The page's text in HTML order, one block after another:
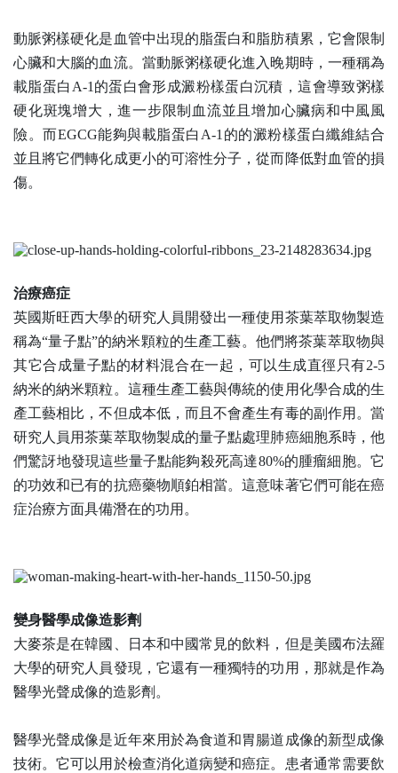
動脈粥樣硬化是血管中出現的脂蛋白和脂肪積累，它會限制
心臟和大腦的血流。當動脈粥樣硬化進入晚期時，一種稱為
載脂蛋白 A-1 的蛋白會形成澱粉樣蛋白沉積，這會導致粥樣
硬化斑塊增大，進一步限制血流並且增加心臟病和中風風
險。而EGCG能夠與載脂蛋白 A-1 的的澱粉樣蛋白纖維結合
並且將它們轉化成更小的可溶性分子，從而降低對血管的損
傷。
治療癌症
英國斯旺西大學的研究人員開發出一種使用茶葉萃取物製造
稱為“量子點”的納米顆粒的生產工藝。他們將茶葉萃取物與
其它合成量子點的材料混合在一起，可以生成直徑只有2-5
納米的納米顆粒。這種生產工藝與傳統的使用化學合成的生
產工藝相比，不但成本低，而且不會產生有毒的副作用。當
研究人員用茶葉萃取物製成的量子點處理肺癌細胞系時，他
們驚訝地發現這些量子點能夠殺死高達80%的腫瘤細胞。它
的功效和已有的抗癌藥物順鉑相當。這意味著它們可能在癌
症治療方面具備潛在的功用。
變身醫學成像造影劑
大麥茶是在韓國、日本和中國常見的飲料，但是美國布法羅
大學的研究人員發現，它還有一種獨特的功用，那就是作為
醫學光聲成像的造影劑。
醫學光聲成像是近年來用於為食道和胃腸道成像的新型成像
技術。它可以用於檢查消化道病變和癌症。患者通常需要飲